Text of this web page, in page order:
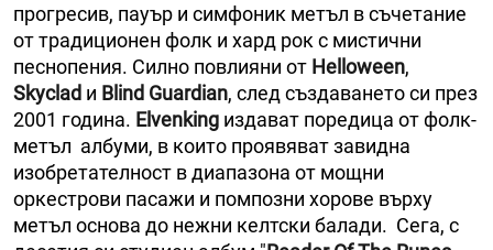
прогресив, пауър и симфоник метъл в съчетание
от традиционен фолк и хард рок с мистични
песнопения. Силно повлияни от Helloween,
Skyclad и Blind Guardian, след създаването си през
2001 година. Elvenking издават поредица от фолк-
метъл албуми, в които проявяват завидна
изобретателност в диапазона от мощни
оркестрови пасажи и помпозни хорове върху
метъл основа до нежни келтски балади. Сега, с